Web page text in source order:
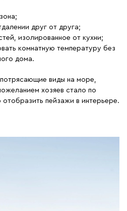
друг от друга;
изолированное от кухни;
комнатную температуру без
дома.
виды на море,
хозяев стало по
пейзажи в интерьере.